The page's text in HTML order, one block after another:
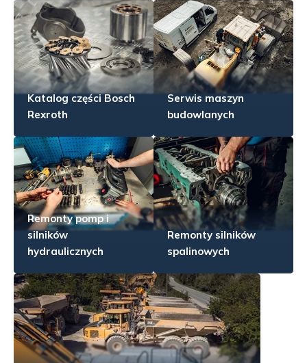
Katalog części Bosch
Rexroth
Serwis maszyn
budowlanych
Remonty pomp i
silników
hydraulicznych
Remonty silników
spalinowych